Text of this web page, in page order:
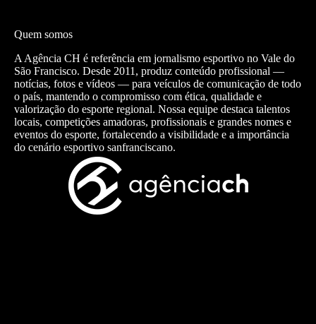
Quem somos
A Agência CH é referência em jornalismo esportivo no Vale do
São Francisco. Desde 2011, produz conteúdo profissional —
notícias, fotos e vídeos — para veículos de comunicação de todo
o país, mantendo o compromisso com ética, qualidade e
valorização do esporte regional. Nossa equipe destaca talentos
locais, competições amadoras, profissionais e grandes nomes e
eventos do esporte, fortalecendo a visibilidade e a importância
do cenário esportivo sanfranciscano.